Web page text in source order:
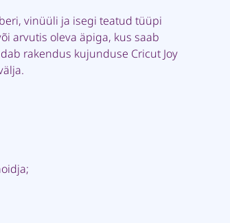
vinüüli ja isegi teatud tüüpi
arvutis oleva äpiga, kus saab
rakendus kujunduse Cricut Joy